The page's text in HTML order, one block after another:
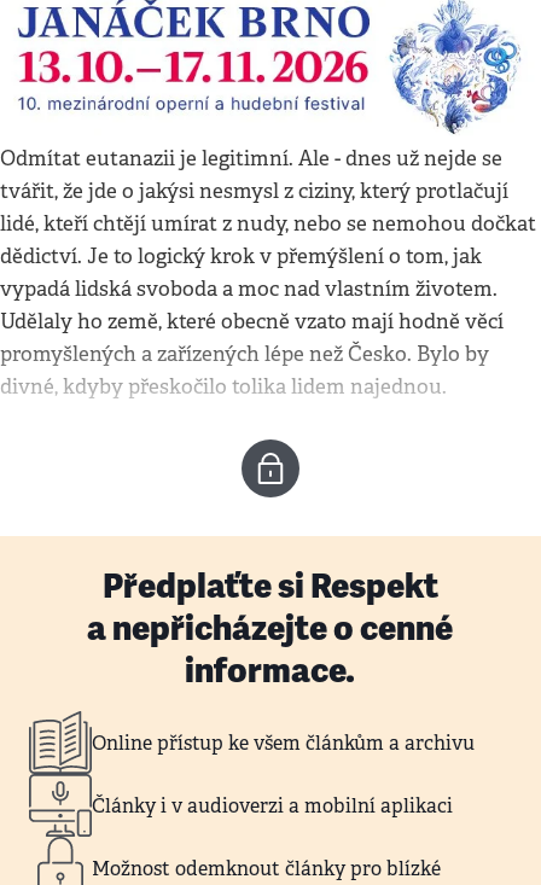
Odmítat eutanazii je legitimní. Ale - dnes už nejde se
tvářit, že jde o jakýsi nesmysl z ciziny, který protlačují
lidé, kteří chtějí umírat z nudy, nebo se nemohou dočkat
dědictví. Je to logický krok v přemýšlení o tom, jak
vypadá lidská svoboda a moc nad vlastním životem.
Udělaly ho země, které obecně vzato mají hodně věcí
promyšlených a zařízených lépe než Česko. Bylo by
divné, kdyby přeskočilo tolika lidem najednou.
Předplaťte si Respekt
a nepřicházejte o cenné
informace.
Online přístup ke všem článkům a archivu
Články i v audioverzi a mobilní aplikaci
Možnost odemknout články pro blízké